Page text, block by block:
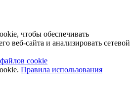
чтобы обеспечивать
веб-сайта и анализировать сетевой
cookie
Правила использования